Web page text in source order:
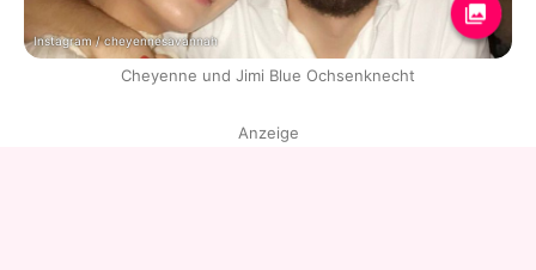
Instagram / cheyennesavannah
Cheyenne und Jimi Blue Ochsenknecht
Anzeige